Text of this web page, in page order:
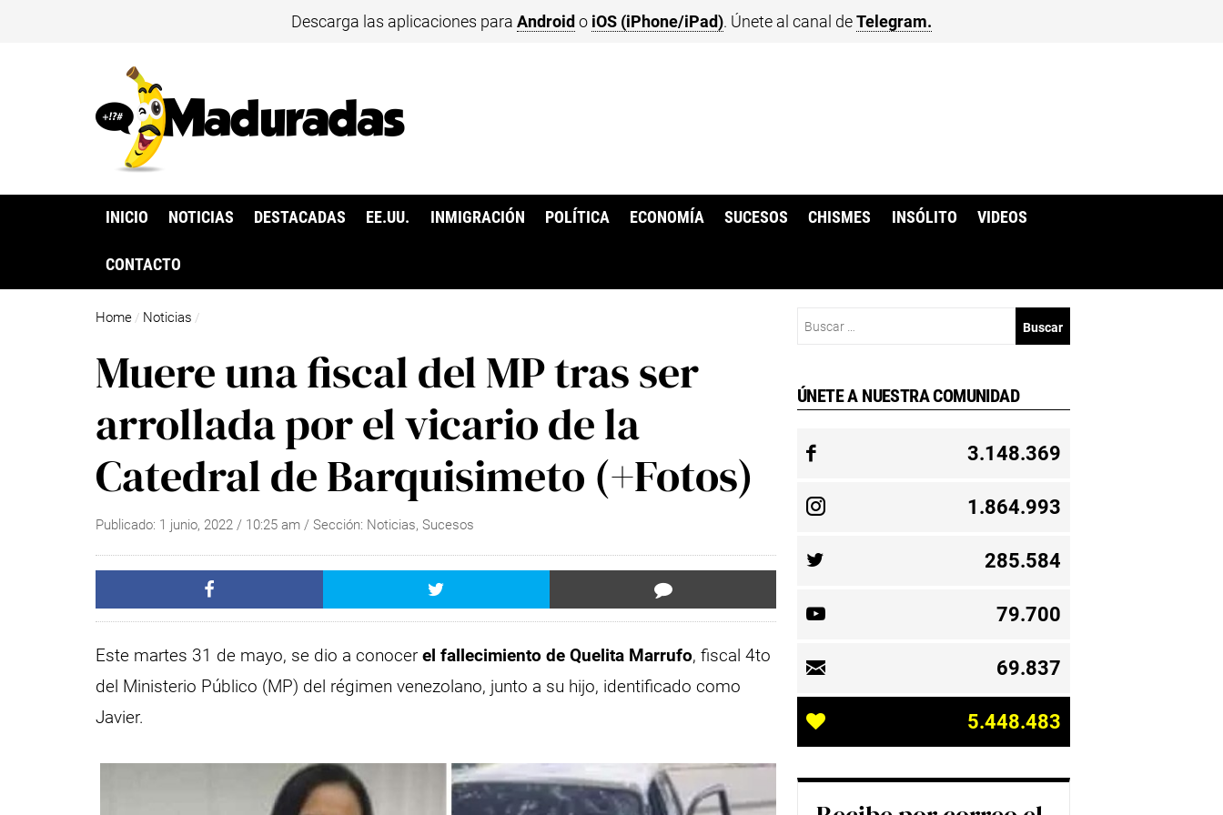
Descarga las aplicaciones para Android o iOS (iPhone/iPad). Únete al canal deTelegram.
INICIO NOTICIAS DESTACADAS EE.UU. INMIGRACIÓN POLÍTICA ECONOMÍA SUCESOS CHISMES INSÓLITO VIDEOS
CONTACTO
Home / Noticias /
Muere una fiscal del MP tras ser
arrollada por el vicario de la
Catedral de Barquisimeto (+Fotos)
Publicado: 1 junio, 2022 / 10:25 am/ Sección: Noticias,Sucesos
Este martes 31 de mayo, se dio a conocerel fallecimiento de Quelita Marrufo, fiscal 4to
del Ministerio Público (MP) del régimen venezolano, junto a su hijo, identificado como
Javier.
ÚNETE A NUESTRA COMUNIDAD
3.148.369
1.864.993
285.584
79.700
69.837
5.448.483